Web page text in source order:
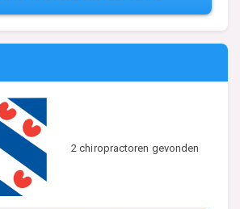
2 chiropractoren gevonden